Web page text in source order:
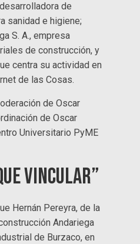
de
sanidad e higiene;
S. A., empresa
de construcción, y
centra su actividad en
de las Cosas.
de Oscar
de Oscar
Universitario PyME
vincular”
Hernán Pereyra, de la
Andariega
de Burzaco, en